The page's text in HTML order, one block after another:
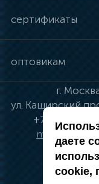
сертификаты
оптовикам
г.
ул. Каширский
+7 (495) 134-
даете
cookie,